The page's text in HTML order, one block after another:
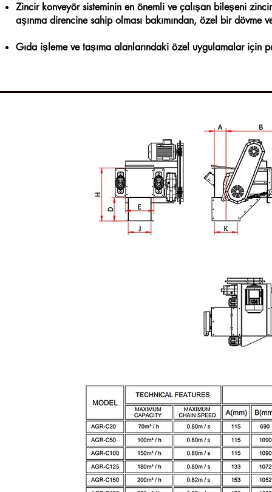
Zincir konveyör sisteminin en önemli ve çalışan bileşeni
aşınma direncine sahip olması bakımından, özel bir dövme
Gıda işleme ve taşıma alanlarındaki özel uygulamalar için